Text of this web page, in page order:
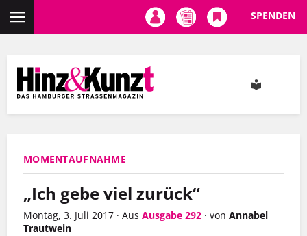
Inhalt
SPENDEN
MOMENTAUFNAHME
„Ich gebe viel zurück“
Montag, 3. Juli 2017 · Aus Ausgabe 292 · von Annabel
Trautwein